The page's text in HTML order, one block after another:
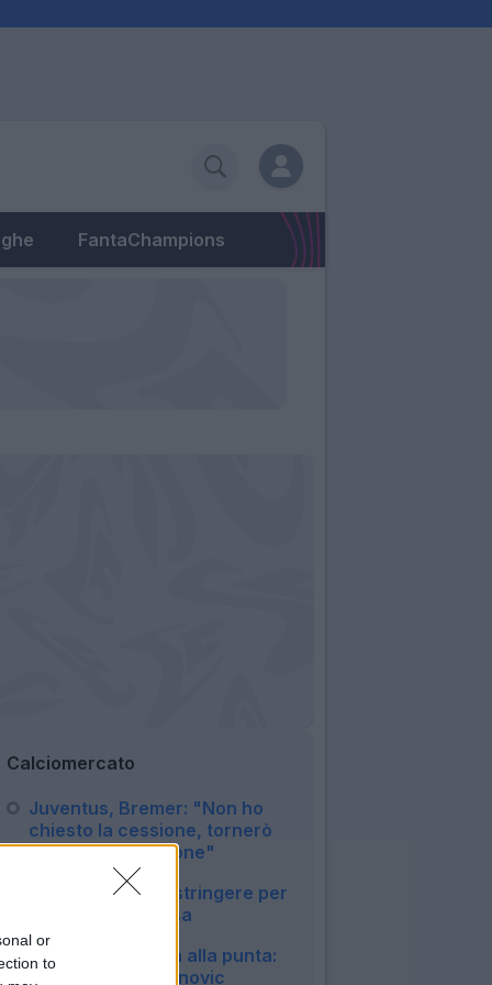
or
to
FantaChampions
Calciomercato
Juventus, Bremer: "Non ho
chiesto la cessione, tornerò
presto in condizione"
Lazio, si prova a stringere per
Hautekiet in difesa
08:16
Como, ora caccia alla punta:
torna di moda Ivanovic